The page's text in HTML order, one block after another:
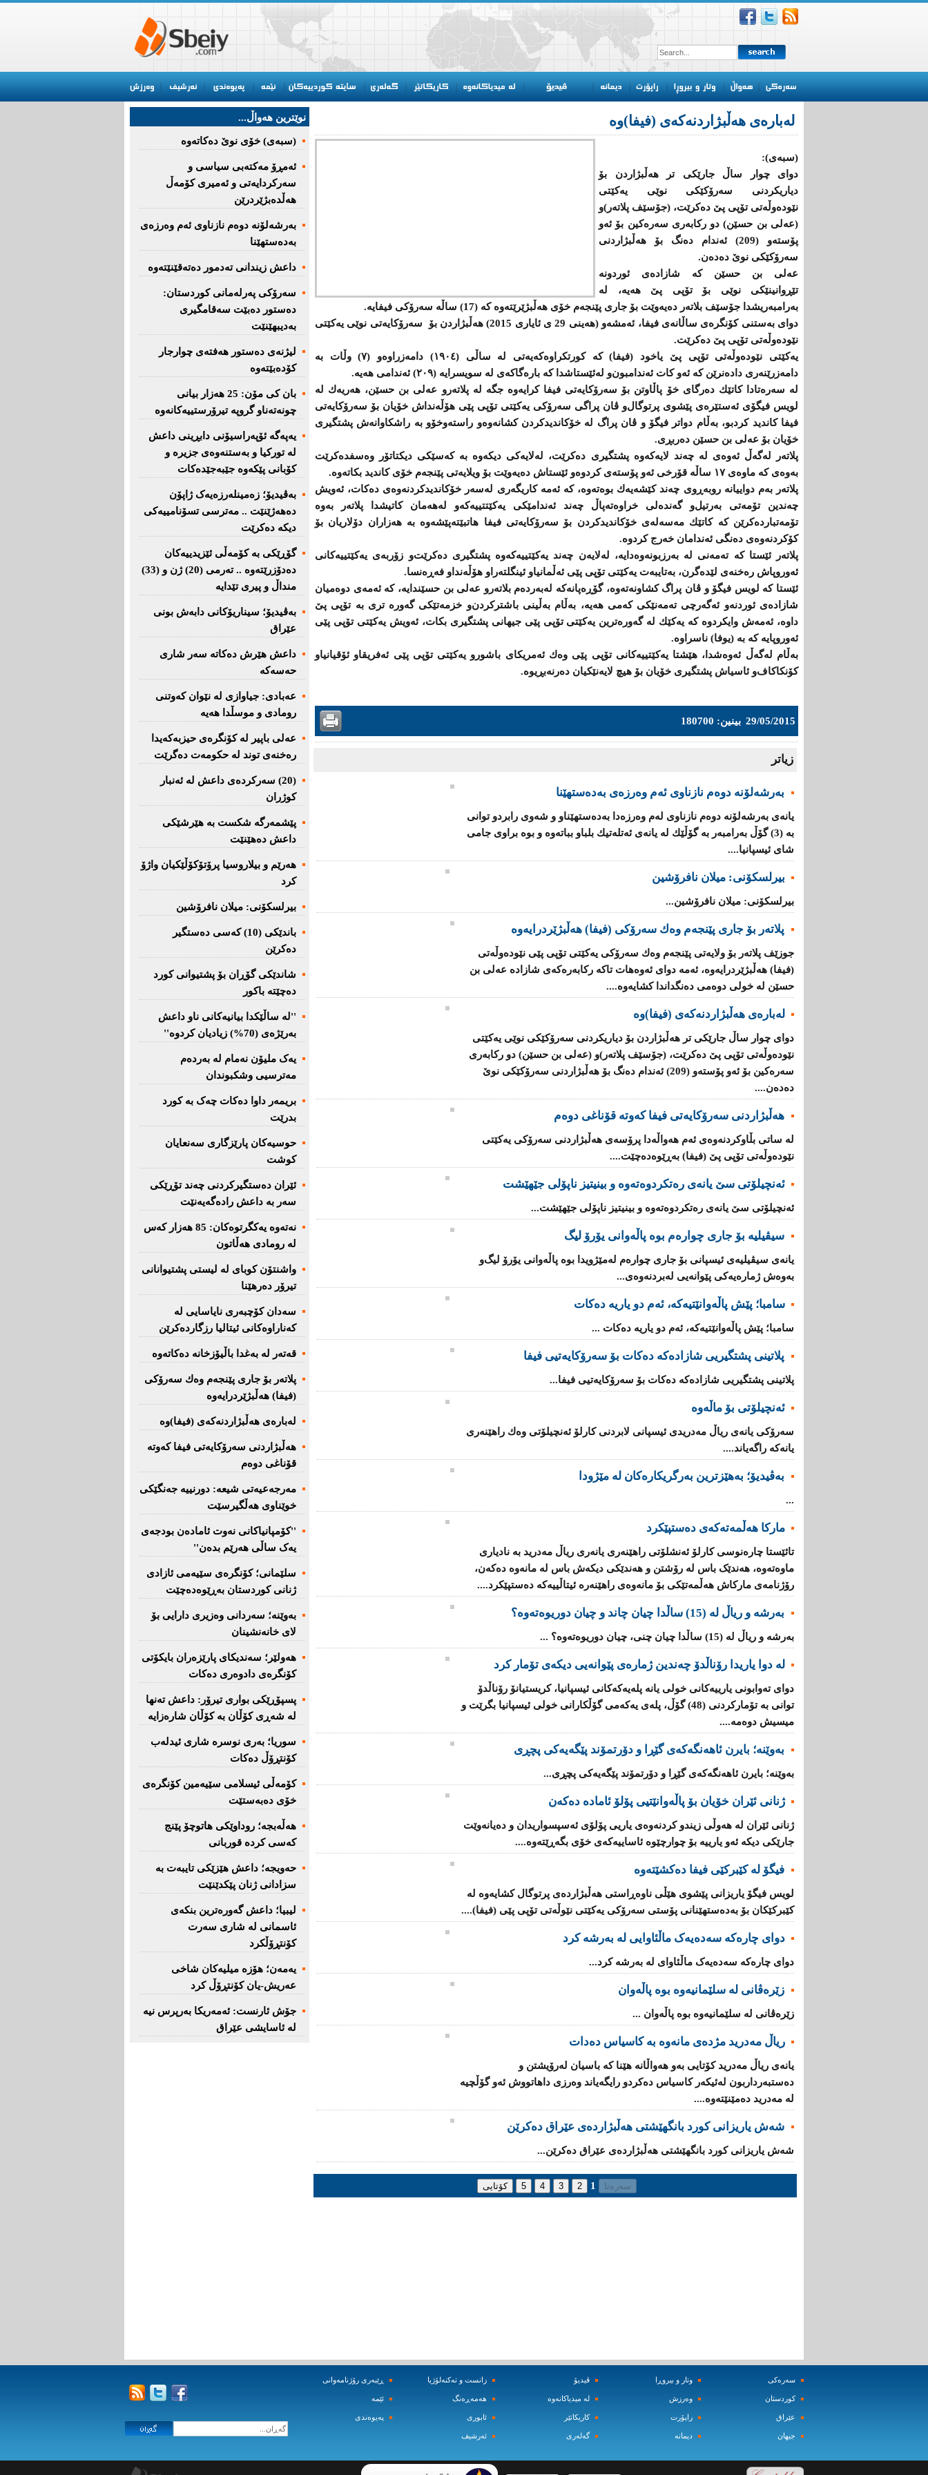
لەبارەی هەڵبژاردنەكەی (فیفا)وە
(سبەی):
دوای چوار ساڵ جارێكی تر هەڵبژاردن بۆ
دیاریكردنی سەرۆكێكی نوێی یەكێتی
نێودەوڵەتی تۆپی پێ دەكرێت، (جۆسێف پلاتەر)و
(عەلی بن حسێن) دو ركابەری سەرەكین بۆ ئەو
پۆستەو (209) ئەندام دەنگ بۆ هەڵبژاردنی
سەرۆكێكی نوێ دەدەن.
عەلی بن حسێن كە شازادەی ئوردونە
تێڕوانینێكی نوێی بۆ تۆپی پێ هەیە، لە
بەرامبەریشدا جۆسێف بلاتەر دەیەوێت بۆ جاری پێنجەم خۆی هەڵبژێرێتەوە كە (17) ساڵە سەرۆكی فیفایە.
دوای بەستنی كۆنگرەی ساڵانەی فیفا، ئەمشەو (هەینی 29 ی ئایاری 2015) هەڵبژاردن بۆ سەرۆكایەتی نوێی یەكێتی
نێودەوڵەتی تۆپی پێ دەكرێت.
یەكێتی نێودەوڵەتی تۆپی پێ یاخود (فیفا) كە كورتكراوەكەیەتی لە ساڵی (١٩٠٤) دامەزراوەو (٧) وڵات بە
دامەزرێنەری دادەنرێن كە ئەو كات ئەندامبون‌و لەئێستاشدا كە بارەگاكەی لە سویسرایە (٢٠٩) ئەندامی هەیە.
لە سەرەتادا كاتێك دەرگای خۆ پاڵاوتن بۆ سەرۆكایەتی فیفا كرایەوە جگە لە پلاتەرو عەلی بن حسێن، هەریەك لە
لویس فیگۆی ئەستێرەی پێشوی پرتوگال‌و ڤان پراگی سەرۆكی یەكێتی تۆپی پێی هۆڵەنداش خۆیان بۆ سەرۆكایەتی
فیفا كاندید كردبو، بەڵام دواتر فیگۆ و ڤان پراگ لە خۆكاندیدكردن كشانەوەو راستەوخۆو بە راشكاوانەش پشتگیری
خۆیان بۆ عەلی بن حسێن دەربڕی.
پلاتەر لەگەڵ ئەوەی لە چەند لایەكەوە پشتگیری دەكرێت، لەلایەكی دیكەوە بە كەسێكی دیكتاتۆر وەسفدەكرێت
بەوەی كە ماوەی ١٧ ساڵە قۆرخی ئەو پۆستەی كردوەو ئێستاش دەیەوێت بۆ ویلایەتی پێنجەم خۆی كاندید بكاتەوە.
پلاتەر بەم دواییانە روبەڕوی چەند كێشەیەك بوەتەوە، كە ئەمە كاریگەری لەسەر خۆكاندیدكردنەوەی دەكات، ئەویش
چەندین تۆمەتی بەرتیل‌و گەندەلی خراوەتەپاڵ چەند ئەندامێكی یەكێتتییەكەو لەهەمان كاتیشدا پلاتەر بەوە
تۆمەتباردەكرێن كە كاتێك مەسەلەی خۆكاندیدكردن بۆ سەرۆكایەتی فیفا هاتبێتەپێشەوە بە هەزاران دۆلاریان بۆ
كۆكردنەوەی دەنگی ئەندامان خەرج كردوە.
پلاتەر ئێستا كە تەمەنی لە بەرزبونەوەدایە، لەلایەن چەند یەكێتییەكەوە پشتگیری دەكرێت‌و زۆربەی یەكێتییەكانی
ئەوروپاش رەخنەی لێدەگرن، بەتایبەت یەكێتی تۆپی پێی ئەڵمانیاو ئینگلتەراو هۆڵەنداو فەڕەنسا.
ئێستا كە لویس فیگۆ و ڤان پراگ كشاونەتەوە، گۆڕەپانەكە لەبەردەم بلاتەرو عەلی بن حسێندایە، كە ئەمەی دوەمیان
شازادەی ئوردنەو ئەگەرچی تەمەنێكی كەمی هەیە، بەڵام بەڵینی باشتركردن‌و خزمەتێكی گەورە تری بە تۆپی پێ
داوە، ئەمەش وایكردوە كە یەكێك لە گەورەترین یەكێتی تۆپی پێی جیهانی پشتگیری بكات، ئەویش یەكێتی تۆپی پێی
ئەوروپایە كە بە (یوفا) ناسراوە.
بەڵام لەگەڵ ئەوەشدا، هێشتا یەكێتییەكانی تۆپی پێی وەك ئەمریكای باشورو یەكێتی تۆپی پێی ئەفریقاو ئۆقیانیاو
كۆنكاكاف‌و ئاسیاش پشتگیری خۆیان بۆ هیچ لایەنێكیان دەرنەبڕیوە.
29/05/2015 بینین: 180700
زیاتر
به‌رشه‌لۆنه‌ دوه‌م نازناوی ئه‌م وه‌رزه‌ی به‌ده‌ستهێنا
یانه‌ی به‌رشه‌لۆنه‌ دوه‌م نازناوی له‌م وه‌رزه‌دا به‌ده‌ستهێناو و شەوی رابردو توانی
بە (3) گۆڵ به‌رامبه‌ر به‌ گۆڵێك له‌ یانه‌ی ئه‌تله‌تیك بلباو بباتەوە و بوه‌ براوی جامی
شای ئیسپانیا....
بیرلسكۆنی: میلان نافرۆشین
بیرلسكۆنی: میلان نافرۆشین...
پلاتەر بۆ جاری پێنجەم وەك سەرۆكی (فیفا) هەڵبژێردرایەوە
جوزێف پلاتەر بۆ ولایەتی پێنجەم وەك سەرۆكی یەكێتی تۆپی پێی نێودەوڵەتی
(فیفا) هەڵبژێردرایەوە، ئەمە دوای ئەوەهات تاكە ركابەرەكەی شازادە عەلی بن
حسێن لە خولی دوەمی دەنگداندا كشایەوە....
لەبارەی هەڵبژاردنەكەی (فیفا)وە
دوای چوار ساڵ جارێكی تر هەڵبژاردن بۆ دیاریكردنی سەرۆكێكی نوێی یەكێتی
نێودەوڵەتی تۆپی پێ دەكرێت، (جۆسێف پلاتەر)و (عەلی بن حسێن) دو ركابەری
سەرەكین بۆ ئەو پۆستەو (209) ئەندام دەنگ بۆ هەڵبژاردنی سەرۆكێكی نوێ
دەدەن....
هەڵبژاردنی سەرۆكایەتی فیفا كەوتە قۆناغی دوەم
لە ساتی بڵاوكردنەوەی ئەم هەواڵەدا پرۆسەی هەڵبژاردنی سەرۆكی یەكێتی
نێودەوڵەتی تۆپی پێ (فیفا) بەڕێوەدەچێت....
ئەنچیلۆتى سێ یانەى رەتکردوەتەوە و بینیتیز ناپۆلى جێهێشت
ئەنچیلۆتى سێ یانەى رەتکردوەتەوە و بینیتیز ناپۆلى جێهێشت...
سیڤیلیه‌ بۆ جاری‌ چواره‌م بوه‌ پاڵه‌وانی‌ یۆرۆ لیگ
یانه‌ی‌ سیڤیلیه‌ی‌ ئیسپانی‌ بۆ جاری‌ چواره‌م له‌مێژویدا بوه‌ پاڵه‌وانی‌ یۆرۆ لیگ‌و
به‌وه‌ش ژماره‌یه‌كی‌ پێوانه‌یی له‌بردنه‌وه‌ی‌...
سامبا؛ پێش پاڵەوانێتیەکە، ئەم دو یاریە دەکات
سامبا؛ پێش پاڵەوانێتیەکە، ئەم دو یاریە دەکات ...
پلاتینی پشتگیریی شازادەکە دەكات بۆ سەرۆكایەتیی فیفا
پلاتینی پشتگیریی شازادەکە دەكات بۆ سەرۆكایەتیی فیفا...
ئەنچیلۆتی بۆ ماڵەوە
سەرۆكی یانەی ریاڵ مەدریدی ئیسپانی لابردنی كارلۆ ئەنچیلۆتی وەك راهێنەری
یانەكە راگەیاند....
بەڤیدیۆ؛ بەهێزترین بەرگریکارەکان لە مێژودا
...
مارکا هەڵمەتەکەی دەستپێکرد
تائێستا چارەنوسی کارلۆ ئەنشلۆتی راهێنەری یانەری ریاڵ مەدرید بە نادیاری
ماوەتەوە، هەندێک باس لە رۆشتن و هەندێکی دیکەش باس لە مانەوە دەکەن،
رۆژنامەی مارکاش هەڵمەتێکی بۆ مانەوەی راهێنەرە ئیتاڵییەکە دەستپێکرد....
بەرشە و ریاڵ لە (15) ساڵدا چیان چاند و چیان دوریوەتەوە؟
بەرشە و ریاڵ لە (15) ساڵدا چیان چنى، چیان دوریوەتەوە؟ ...
لە دوا یاریدا رۆناڵدۆ چەندین ژمارەی پێوانەیی دیکەی تۆمار کرد
دوای ته‌وابونی یارییه‌كانی خولی یانه‌ پله‌یه‌كه‌كانی ئیسپانیا، كریستیانۆ رۆناڵدۆ
توانی به‌ تۆماركردنی (48) گۆڵ، پله‌ی یه‌كه‌می گۆڵكارانی خولی ئیسپانیا بگرێت و
میسیش دوه‌مه‌....
بەوێنە؛ بایرن ئاهەنگەکەى گێڕا و دۆرتمۆند پێگەیەکى پچڕى
بەوێنە؛ بایرن ئاهەنگەکەى گێڕا و دۆرتمۆند پێگەیەکى پچڕى...
ژنانی‌ ئێران خۆیان بۆ پاڵه‌وانێتیی پۆلۆ ئاماده‌ ده‌كه‌ن
ژنانی‌ ئێران له‌ هه‌وڵی زیندو كردنه‌وه‌ی‌ یاریی پۆلۆی ئه‌سپسواریدان و ده‌یانه‌وێت
جارێكی دیکە ئه‌و یارییه‌ بۆ چوارچێوه‌ ئاساییه‌كه‌ی خۆی بگه‌ڕێته‌وه‌....
فیگۆ لە كێبركێی فیفا دەكشێتەوە
لویس فیگۆ یاریزانی پێشوی هێڵی ناوەڕاستی هەڵبژاردەی پرتوگال كشایەوە لە
كێبركێكان بۆ بەدەستهێنانی پۆستی سەرۆكی یەكێتی نێوڵەتی تۆپی پێی (فیفا)....
دوای چارەکە سەدەیەک ماڵئاوایی لە بەرشە كرد
دوای چارەکە سەدەیەک ماڵئاوای لە بەرشە كرد...
زێرەڤانى لە سلێمانیەوە بوە پاڵەوان
زێرەڤانى لە سلێمانیەوە بوە پاڵەوان ...
ریاڵ مه‌درید مژده‌ی‌ مانه‌وه‌ به‌ كاسیاس ده‌دات
یانه‌ی‌ ریاڵ مه‌درید كۆتایی به‌و هه‌واڵانه‌ هێنا كه‌ باسیان له‌رۆیشتن‌ و
ده‌ستبه‌رداربون له‌ئیكه‌ر كاسیاس ده‌كرد‌و رایگه‌یاند وه‌رزی‌ داهاتووش ئه‌و گۆڵچیه‌
له‌ مه‌درید ده‌مێنێته‌وه‌....
شەش یاریزانى کورد بانگهێشتى هەڵبژاردەى عێراق دەکرێن
شەش یاریزانى کورد بانگهێشتى هەڵبژاردەى عێراق دەکرێن...
1
نوێترین هه‌واڵ...
(سبەى) خۆى نوێ دەکاتەوە
ئه‌مڕۆ مه‌كته‌بی‌ سیاسی‌ و
سه‌ركردایه‌تی‌ و ئه‌میری‌ كۆمه‌ڵ
هەڵدەبژێردرێن
به‌رشه‌لۆنه‌ دوه‌م نازناوی ئه‌م وه‌رزه‌ی
به‌ده‌ستهێنا
داعش زیندانی تەدمور دەتەقێنێتەوە
سەرۆكی پەرلەمانی كوردستان:
دەستور دەبێت سەقامگیری
بەدیبهێنێت
لیژنەی دەستور هەفتەی چوارجار
كۆدەبێتەوە
بان كی مۆن: 25 هەزار بیانی
چونەتەناو گروپە تیرۆرستییەكانەوە
یەپەگە ئۆپەراسیۆنی دابڕینی داعش
لە تورکیا و بەستنەوەی جزیرە و
کۆبانی پێکەوە جێبەجێدەکات
بەڤیدیۆ؛ زەمینلەرزەیەک ژاپۆن
دەهەژێنێت .. مەترسی تسۆنامییەکی
دیکە دەکرێت
گۆڕێکی بە کۆمەڵی ئێزیدییەکان
دەدۆزرێتەوە .. تەرمی (20) ژن و (33)
منداڵ و پیری تێدایە
بەڤیدیۆ؛ سیناریۆکانی دابەش بونی
عێراق
داعش هێرش دەکاتە سەر شاری
حەسەکە
عه‌بادی: جیاوازی له‌ نێوان کەوتنی
رومادی و موسڵدا هه‌یه‌
عەلی باپیر لە کۆنگرەی حیزبەکەیدا
رەخنەی توند لە حکومەت دەگرێت
(20) سه‌ركرده‌ی داعش لە ئەنبار
کوژران
پێشمەرگە شكست بە هێرشێكی
داعش دەهێنێت
هەرێم و بیلاروسیا پرۆتۆکۆڵێکیان واژۆ
کرد
بیرلسكۆنی: میلان نافرۆشین
باندێکی (10) کەسى دەستگیر
دەکرێن
شاندێکى گۆڕان بۆ پشتیوانی کورد
دەچێتە باکور
''لە ساڵێکدا بیانیه‌كانی ناو داعش
بەرێژەى (70%) زیادیان کردوە''
یەک ملیۆن نەمام لە بەردەم
مەترسیی وشکبوندان
بریمه‌ر داوا دەکات چەک بە کورد
بدرێت
حوسیەکان پارێزگارى سەنعایان
کوشت
ئێران دەستگیرکردنى چه‌ند تۆڕێكی‌
سه‌ر به‌ داعش رادەگەیەنێت
نەتەوە یەكگرتوەكان: 85 هەزار كەس
لە رومادی هەڵاتون
واشنتۆن كوبای لە لیستی پشتیوانانی
تیرۆر دەرهێنا
سەدان كۆچبەری نایاسایی لە
كەناراوەكانی ئیتالیا رزگاردەكرێن
قەتەر لە بەغدا باڵیۆزخانە دەكاتەوە
پلاتەر بۆ جاری پێنجەم وەك سەرۆكی
(فیفا) هەڵبژێردرایەوە
لەبارەی هەڵبژاردنەكەی (فیفا)وە
هەڵبژاردنی سەرۆكایەتی فیفا كەوتە
قۆناغی دوەم
مەرجەعیەتی شیعە: دورنییە جەنگێكی
خوێناوی هەڵگیرسێت
''کۆمپانیاکانی نەوت ئامادەن بودجەی
یەک ساڵی هەرێم بدەن''
سلێمانی؛ كۆنگرەی سێیەمی ئازادی
ژنانی كوردستان بەڕێوەدەچێت
بەوێنە؛ سەردانی وەزیری دارایی بۆ
لای خانەنشینان
هەولێر؛ سەندیكای پارێزەران بایكۆتی
كۆنگرەی دادوەری دەكات
پسپۆڕێكی بواری تیرۆر: داعش تەنها
لە شەڕی كۆڵان بە كۆڵان شارەزایە
سوریا؛ بەری نوسرە شاری ئیدلەب
كۆنتڕۆڵ دەكات
كۆمەڵی ئیسلامی سێیەمین كۆنگرەی
خۆی دەبەستێت
هەڵەبجە؛ روداوێکی هاتوچۆ پێنج
کەسی کردە قوربانی
حەویجە؛ داعش هێزێكی تایبەت بە
سزادانی ژنان پێكدێنێت
لیبیا؛ داعش گەورەترین بنكەی
ئاسمانی لە شاری سەرت
کۆنتڕۆڵکرد
یەمەن؛ هۆزە میلیەكان شاخی
عەریش-یان كۆنتڕۆڵ كرد
جۆش ئارنست: ئەمەریكا بەرپرس نیە
لە ئاسایشی عێراق
سه‌ره‌کی
کوردستان
عێراق
جیهان
وتار و بیروڕا
وه‌رزش‌
راپۆرت
دیمانه‌
ڤیدیۆ
له‌ میدیاکانه‌وه‌
کاریکاتێر
گه‌له‌ری
زانست و ته‌کنه‌لۆژیا
هه‌مه‌ڕه‌نگ
ئابوری
ئه‌رشیف
ڕێبه‌ری رۆژنامه‌وانی
ئێمه‌
په‌یوه‌ندی